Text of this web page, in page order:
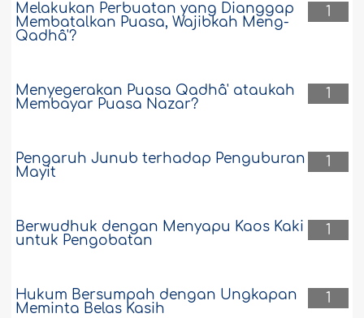
1
Melakukan Perbuatan yang Dianggap
Membatalkan Puasa, Wajibkah Meng-
Qadhâ'?
1
Menyegerakan Puasa Qadhâ' ataukah
Membayar Puasa Nazar?
1
Pengaruh Junub terhadap Penguburan
Mayit
1
Berwudhuk dengan Menyapu Kaos Kaki
untuk Pengobatan
1
Hukum Bersumpah dengan Ungkapan
Meminta Belas Kasih